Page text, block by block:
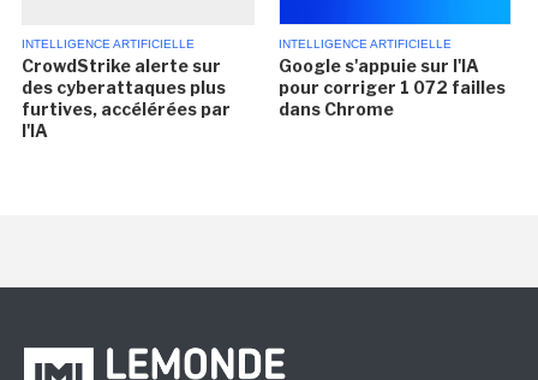
INTELLIGENCE ARTIFICIELLE
CrowdStrike alerte sur
des cyberattaques plus
furtives, accélérées par
l'IA
INTELLIGENCE ARTIFICIELLE
Google s'appuie sur l'IA
pour corriger 1 072 failles
dans Chrome